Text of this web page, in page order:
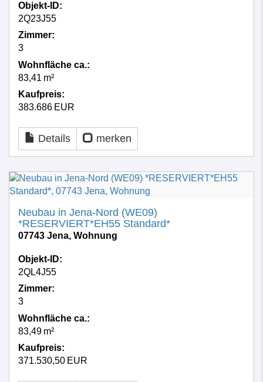
Objekt-ID:
2Q23J55
Zimmer:
3
Wohnfläche ca.:
83,41 m²
Kaufpreis:
383.686 EUR
Details merken
Neubau in Jena-Nord (WE09)
*RESERVIERT*EH55 Standard*
07743 Jena, Wohnung
Objekt-ID:
2QL4J55
Zimmer:
3
Wohnfläche ca.:
83,49 m²
Kaufpreis:
371.530,50 EUR